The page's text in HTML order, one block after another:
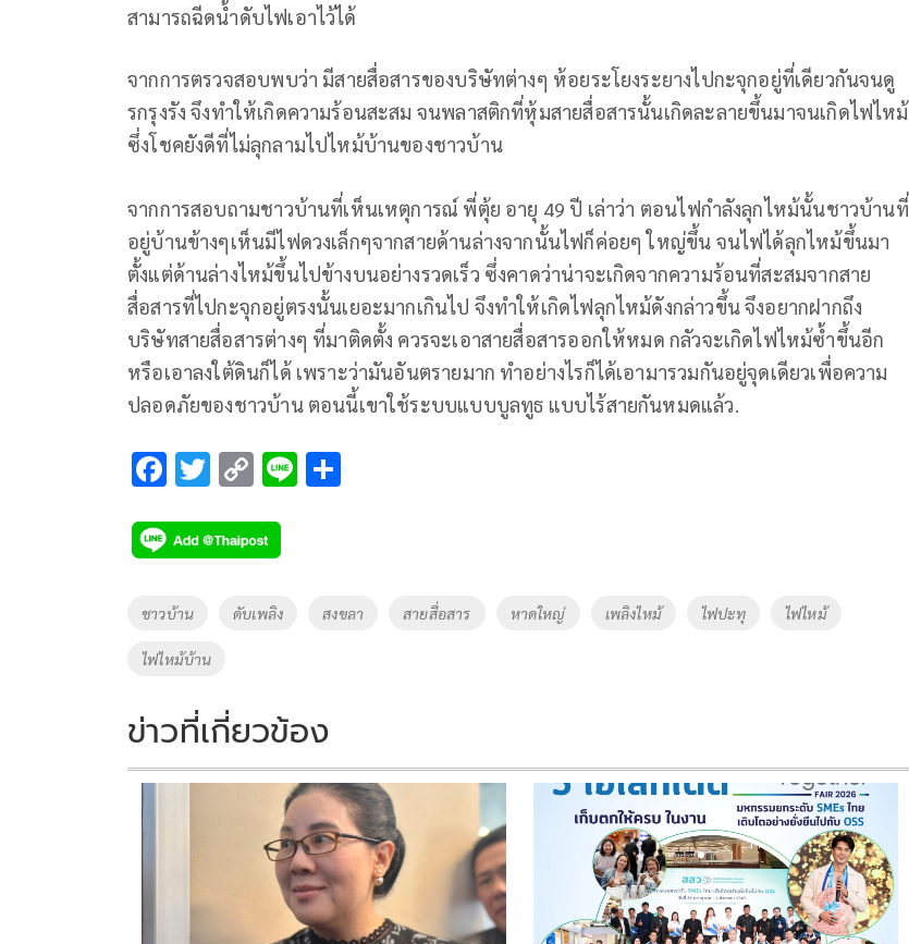
สามารถฉีดน้ำดับไฟเอาไว้ได้
จากการตรวจสอบพบว่า มีสายสื่อสารของบริษัทต่างๆ ห้อยระโยงระยางไปกะจุกอยู่ที่เดียวกันจนดู
รกรุงรัง จึงทำให้เกิดความร้อนสะสม จนพลาสติกที่หุ้มสายสื่อสารนั้นเกิดละลายขึ้นมาจนเกิดไฟไหม้
ซึ่งโชคยังดีที่ไม่ลุกลามไปไหม้บ้านของชาวบ้าน
จากการสอบถามชาวบ้านที่เห็นเหตุการณ์ พี่ตุ้ย อายุ 49 ปี เล่าว่า ตอนไฟกำลังลุกไหม้นั้นชาวบ้านที่
อยู่บ้านข้างๆเห็นมีไฟดวงเล็กๆจากสายด้านล่างจากนั้นไฟก็ค่อยๆ ใหญ่ขึ้น จนไฟได้ลุกไหม้ขึ้นมา
ตั้งแต่ด้านล่างไหม้ขึ้นไปข้างบนอย่างรวดเร็ว ซึ่งคาดว่าน่าจะเกิดจากความร้อนที่สะสมจากสาย
สื่อสารที่ไปกะจุกอยู่ตรงนั้นเยอะมากเกินไป จึงทำให้เกิดไฟลุกไหม้ดังกล่าวขึ้น จึงอยากฝากถึง
บริษัทสายสื่อสารต่างๆ ที่มาติดตั้ง ควรจะเอาสายสื่อสารออกให้หมด กลัวจะเกิดไฟไหม้ซ้ำขึ้นอีก
หรือเอาลงใต้ดินก็ได้ เพราะว่ามันอันตรายมาก ทำอย่างไรก็ได้เอามารวมกันอยู่จุดเดียวเพื่อความ
ปลอดภัยของชาวบ้าน ตอนนี้เขาใช้ระบบแบบบูลทูธ แบบไร้สายกันหมดแล้ว.
F
e
b
o
o
k
T
tt
er
C
p
y
Li
Li
Tags
ชาวบ้าน ดับเพลิง สงขลา สายสื่อสาร หาดใหญ่ เพลิงไหม้ ไฟปะทุ ไฟไหม้
ไฟไหม้บ้าน
ข่าวที่เกี่ยวข้อง